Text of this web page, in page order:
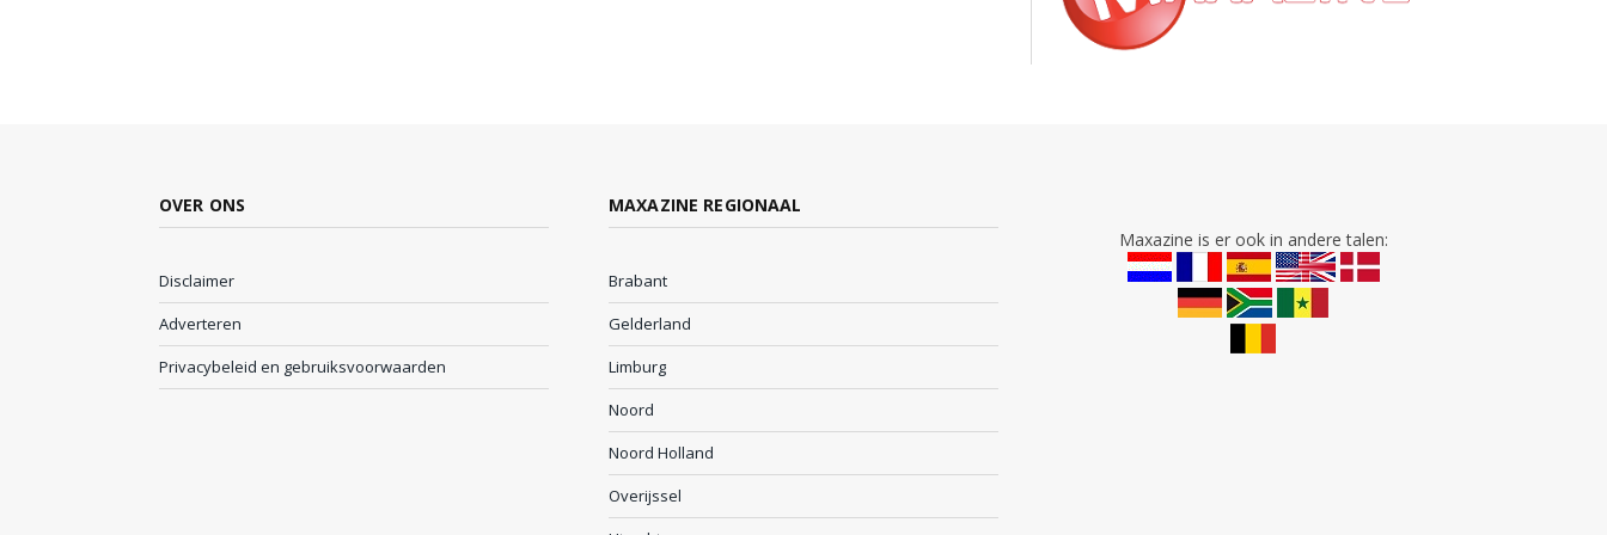
OVER ONS
Disclaimer
Adverteren
Privacybeleid en gebruiksvoorwaarden
MAXAZINE REGIONAAL
Brabant
Gelderland
Limburg
Noord
Noord Holland
Overijssel
Maxazine is er ook in andere talen: